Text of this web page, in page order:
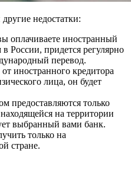
недостатки:
оплачиваете иностранный
России, придется регулярно
перевод.
иностранного кредитора
лица, он будет
предоставляются только
на территории
выбранный вами банк.
только на
стране.